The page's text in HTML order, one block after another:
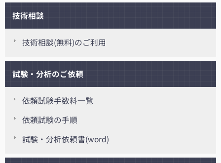
技術相談
技術相談(無料)のご利用
試験・分析のご依頼
依頼試験手数料一覧
依頼試験の手順
試験・分析依頼書(word)